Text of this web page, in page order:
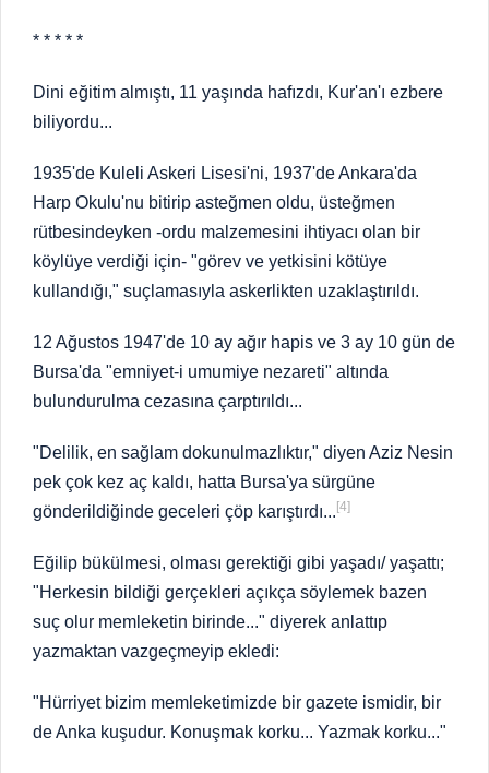
* * * * *
Dini eğitim almıştı, 11 yaşında hafızdı, Kur'an'ı ezbere
biliyordu...
1935'de Kuleli Askeri Lisesi'ni, 1937'de Ankara'da
Harp Okulu'nu bitirip asteğmen oldu, üsteğmen
rütbesindeyken -ordu malzemesini ihtiyacı olan bir
köylüye verdiği için- "görev ve yetkisini kötüye
kullandığı," suçlamasıyla askerlikten uzaklaştırıldı.
12 Ağustos 1947'de 10 ay ağır hapis ve 3 ay 10 gün de
Bursa'da "emniyet-i umumiye nezareti" altında
bulundurulma cezasına çarptırıldı...
"Delilik, en sağlam dokunulmazlıktır," diyen Aziz Nesin
pek çok kez aç kaldı, hatta Bursa'ya sürgüne
gönderildiğinde geceleri çöp karıştırdı... [4]
Eğilip bükülmesi, olması gerektiği gibi yaşadı/ yaşattı;
"Herkesin bildiği gerçekleri açıkça söylemek bazen
suç olur memleketin birinde..." diyerek anlattıp
yazmaktan vazgeçmeyip ekledi:
"Hürriyet bizim memleketimizde bir gazete ismidir, bir
de Anka kuşudur. Konuşmak korku... Yazmak korku..."